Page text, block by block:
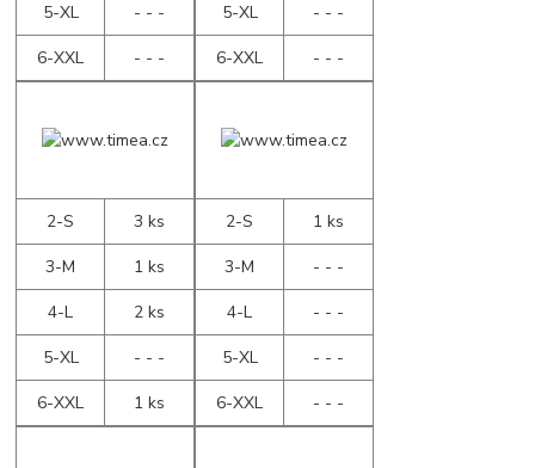
5-XL
- - -
6-XXL
- - -
5-XL
- - -
6-XXL
- - -
2-S
3 ks
3-M
1 ks
4-L
2 ks
5-XL
- - -
6-XXL
1 ks
2-S
1 ks
3-M
- - -
4-L
- - -
5-XL
- - -
6-XXL
- - -